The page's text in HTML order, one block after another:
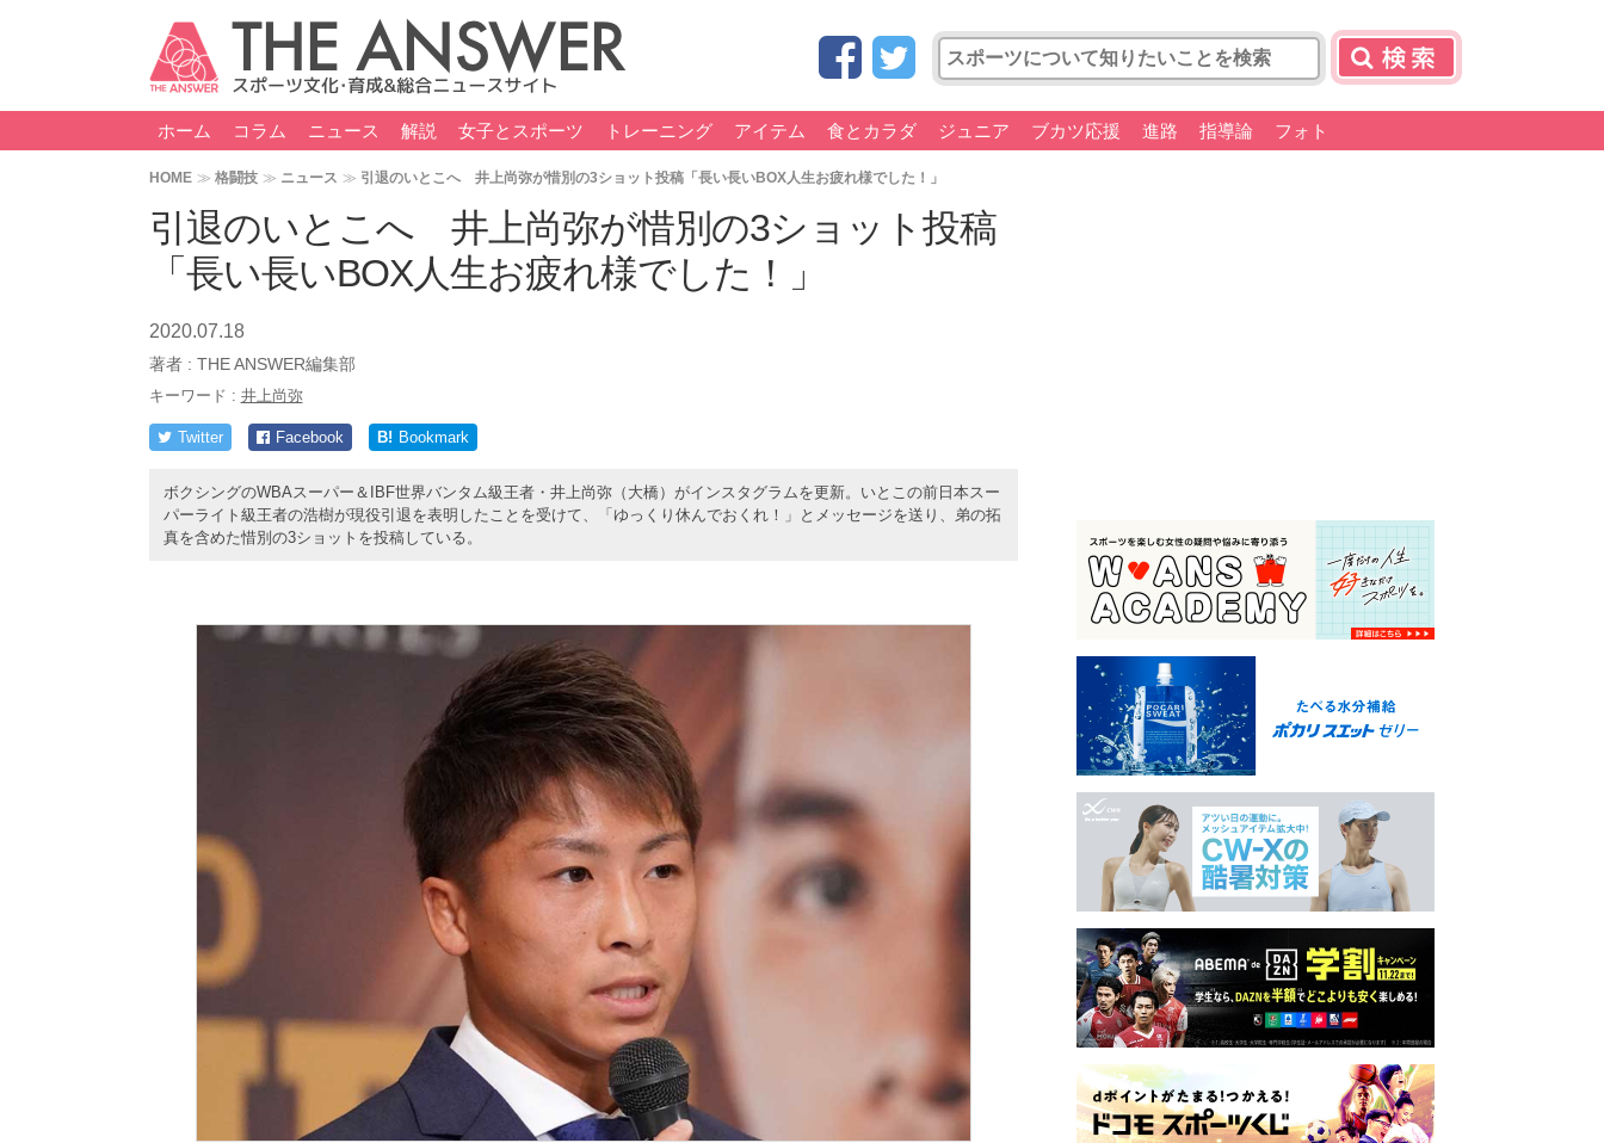
ホーム コラム ニュース 解説 女子とスポーツ トレーニング アイテム 食とカラダ ジュニア ブカツ応援 進路 指導論 フォト
HOME 格闘技 ニュース 引退のいとこへ 井上尚弥が惜別の3ショット投稿「長い長いBOX人生お疲れ様でした！」
引退のいとこへ 井上尚弥が惜別の3ショット投稿
「長い長いBOX人生お疲れ様でした！」
2020.07.18
著者 : THE ANSWER編集部
キーワード : 井上尚弥
Twitter Facebook B! Bookmark
ボクシングのWBAスーパー＆IBF世界バンタム級王者・井上尚弥（大橋）がインスタグラムを更新。いとこの前日本スー
パーライト級王者の浩樹が現役引退を表明したことを受けて、「ゆっくり休んでおくれ！」とメッセージを送り、弟の拓
真を含めた惜別の3ショットを投稿している。